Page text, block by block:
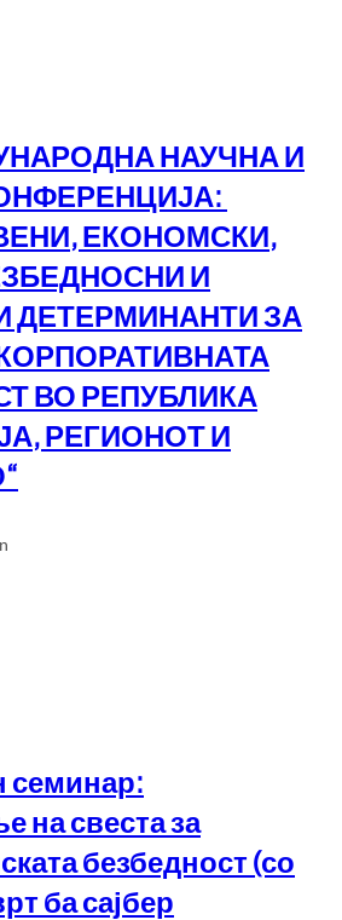
НАУЧНА И
ЕКОНОМСКИ,
И
ДЕТЕРМИНАНТИ ЗА
ВО РЕПУБЛИКА
РЕГИОНОТ И
семинар:
на свеста за
безбедност (со
ба сајбер